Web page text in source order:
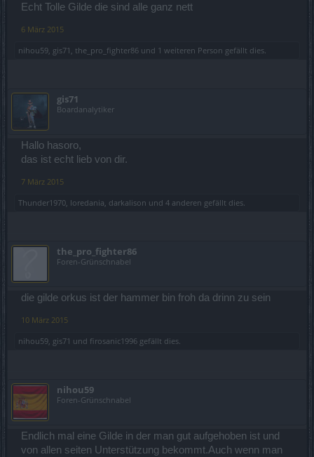
Echt Tolle Gilde die sind alle ganz nett
6 März 2015
nihou59 gis71 the_pro_fighter86 und 1 weiteren Person gefällt dies.
gis71
Boardanalytiker
Hallo hasoro,
das ist echt lieb von dir.
7 März 2015
Thunder1970 loredania darkalison und 4 anderen gefällt dies.
the_pro_fighter86
Foren-Grünschnabel
die gilde orkus ist der hammer bin froh da drinn zu sein
10 März 2015
nihou59 gis71 und firosanic1996 gefällt dies.
nihou59
Foren-Grünschnabel
Endlich mal eine Gilde in der man gut aufgehoben ist und
von allen seiten Unterstützung bekommt.Auch wenn man